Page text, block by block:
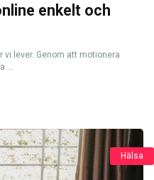
enkelt och
vi lever. Genom att motionera
Hälsa